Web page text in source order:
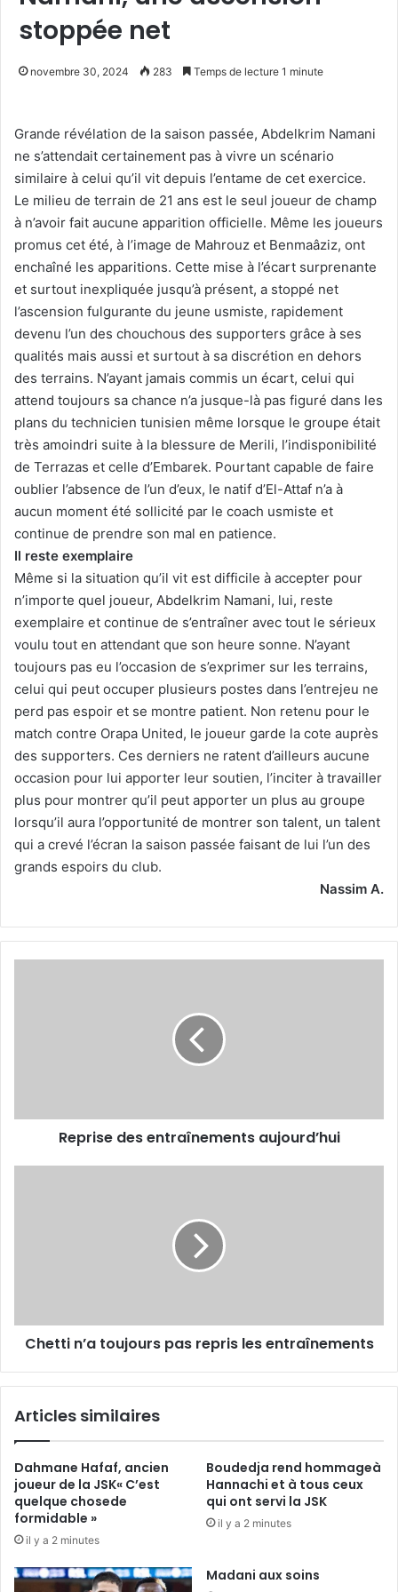
stoppée net
novembre 30, 2024 283 Temps de lecture 1 minute
Grande révélation de la saison passée, Abdelkrim Namani
ne s’attendait certainement pas à vivre un scénario
similaire à celui qu’il vit depuis l’entame de cet exercice.
Le milieu de terrain de 21 ans est le seul joueur de champ
à n’avoir fait aucune apparition officielle. Même les joueurs
promus cet été, à l’image de Mahrouz et Benmaâziz, ont
enchaîné les apparitions. Cette mise à l’écart surprenante
et surtout inexpliquée jusqu’à présent, a stoppé net
l’ascension fulgurante du jeune usmiste, rapidement
devenu l’un des chouchous des supporters grâce à ses
qualités mais aussi et surtout à sa discrétion en dehors
des terrains. N’ayant jamais commis un écart, celui qui
attend toujours sa chance n’a jusque-là pas figuré dans les
plans du technicien tunisien même lorsque le groupe était
très amoindri suite à la blessure de Merili, l’indisponibilité
de Terrazas et celle d’Embarek. Pourtant capable de faire
oublier l’absence de l’un d’eux, le natif d’El-Attaf n’a à
aucun moment été sollicité par le coach usmiste et
continue de prendre son mal en patience.
Il reste exemplaire
Même si la situation qu’il vit est difficile à accepter pour
n’importe quel joueur, Abdelkrim Namani, lui, reste
exemplaire et continue de s’entraîner avec tout le sérieux
voulu tout en attendant que son heure sonne. N’ayant
toujours pas eu l’occasion de s’exprimer sur les terrains,
celui qui peut occuper plusieurs postes dans l’entrejeu ne
perd pas espoir et se montre patient. Non retenu pour le
match contre Orapa United, le joueur garde la cote auprès
des supporters. Ces derniers ne ratent d’ailleurs aucune
occasion pour lui apporter leur soutien, l’inciter à travailler
plus pour montrer qu’il peut apporter un plus au groupe
lorsqu’il aura l’opportunité de montrer son talent, un talent
qui a crevé l’écran la saison passée faisant de lui l’un des
grands espoirs du club.
Nassim A.
Reprise des entraînements aujourd’hui
Chetti n’a toujours pas repris les entraînements
Articles similaires
Dahmane Hafaf, ancien
joueur de la JSK« C’est
quelque chosede
formidable »
il y a 2 minutes
Boudedja rend hommageà
Hannachi et à tous ceux
qui ont servi la JSK
il y a 2 minutes
Madani aux soins